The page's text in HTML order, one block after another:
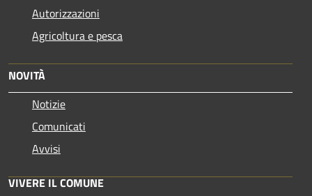
Autorizzazioni
Agricoltura e pesca
NOVITÀ
Notizie
Comunicati
Avvisi
VIVERE IL COMUNE